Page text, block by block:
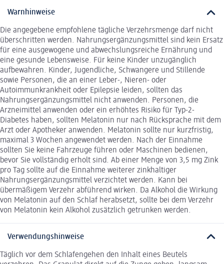
Warnhinweise
Die angegebene empfohlene tägliche Verzehrsmenge darf nicht
überschritten werden. Nahrungsergänzungsmittel sind kein Ersatz
für eine ausgewogene und abwechslungsreiche Ernährung und
eine gesunde Lebensweise. Für keine Kinder unzugänglich
aufbewahren. Kinder, Jugendliche, Schwangere und Stillende
sowie Personen, die an einer Leber-, Nieren- oder
Autoimmunkrankheit oder Epilepsie leiden, sollten das
Nahrungsergänzungsmittel nicht anwenden. Personen, die
Arzneimittel anwenden oder ein erhöhtes Risiko für Typ-2-
Diabetes haben, sollten Melatonin nur nach Rücksprache mit dem
Arzt oder Apotheker anwenden. Melatonin sollte nur kurzfristig,
maximal 3 Wochen angewendet werden. Nach der Einnahme
sollten Sie keine Fahrzeuge führen oder Maschinen bedienen,
bevor Sie vollständig erholt sind. Ab einer Menge von 3,5 mg Zink
pro Tag sollte auf die Einnahme weiterer zinkhaltiger
Nahrungsergänzungsmittel verzichtet werden. Kann bei
übermäßigem Verzehr abführend wirken. Da Alkohol die Wirkung
von Melatonin auf den Schlaf herabsetzt, sollte bei dem Verzehr
von Melatonin kein Alkohol zusätzlich getrunken werden.
Verwendungshinweise
Täglich vor dem Schlafengehen den Inhalt eines Beutels